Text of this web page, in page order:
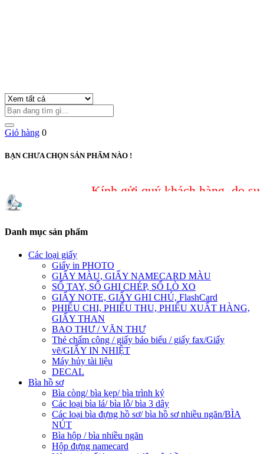
Giỏ hàng 0
BẠN CHƯA CHỌN SẢN PHẨM NÀO !
Kính gửi quý khách hàng, do sự cố
Danh mục sản phẩm
Các loại giấy
Giấy in PHOTO
GIẤY MÀU, GIẤY NAMECARD MÀU
SỔ TAY, SỔ GHI CHÉP, SỔ LÒ XO
GIẤY NOTE, GIẤY GHI CHÚ, FlashCard
PHIẾU CHI, PHIẾU THU, PHIẾU XUẤT HÀNG,
GIẤY THAN
BAO THƯ / VĂN THƯ
Thẻ chấm công / giấy báo biểu / giấy fax/Giấy
vẽ/GIẤY IN NHIỆT
Máy hủy tài liệu
DECAL
Bìa hồ sơ
Bìa còng/ bìa kẹp/ bìa trình ký
Các loại bìa lá/ bìa lỗ/ bìa 3 dây
Các loại bìa đựng hồ sơ/ bìa hồ sơ nhiều ngăn/BÌA
NÚT
Bìa hộp / bìa nhiều ngăn
Hộp đựng namecard